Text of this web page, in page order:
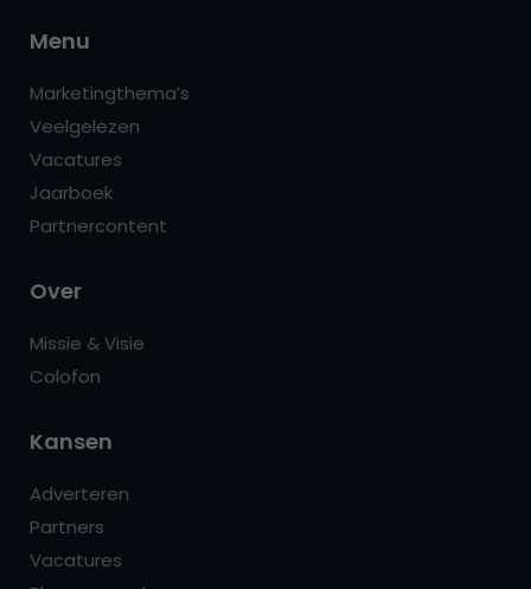
Menu
Marketingthema’s
Veelgelezen
Vacatures
Jaarboek
Partnercontent
Over
Missie & Visie
Colofon
Kansen
Adverteren
Partners
Vacatures